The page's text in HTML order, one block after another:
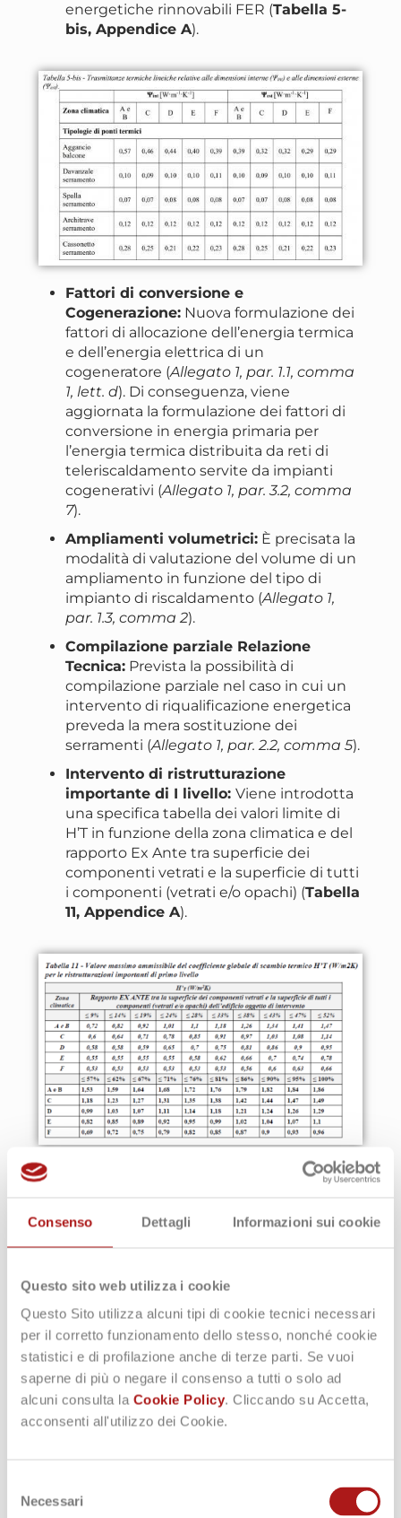
Consenso Dettagli Informazioni sui cookie
Questo sito web utilizza i cookie
Questo Sito utilizza alcuni tipi di cookie tecnici necessari
per il corretto funzionamento dello stesso, nonché cookie
statistici e di profilazione anche di terze parti. Se vuoi
saperne di più o negare il consenso a tutti o solo ad
alcuni consulta la Cookie Policy. Cliccando su Accetta,
acconsenti all'utilizzo dei Cookie.
delNecessari
energetiche rinnovabili FER (Tabella 5-
bis, Appendice A).
Fattori di conversione e
Cogenerazione: Nuova formulazione dei
fattori di allocazione dell’energia termica
e dell’energia elettrica di un
cogeneratore (Allegato 1, par. 1.1, comma
1, lett. d). Di conseguenza, viene
aggiornata la formulazione dei fattori di
conversione in energia primaria per
l’energia termica distribuita da reti di
teleriscaldamento servite da impianti
cogenerativi (Allegato 1, par. 3.2, comma
7).
Ampliamenti volumetrici: È precisata la
modalità di valutazione del volume di un
ampliamento in funzione del tipo di
impianto di riscaldamento (Allegato 1,
par. 1.3, comma 2).
Compilazione parziale Relazione
Tecnica: Prevista la possibilità di
compilazione parziale nel caso in cui un
intervento di riqualificazione energetica
preveda la mera sostituzione dei
serramenti (Allegato 1, par. 2.2, comma 5).
Intervento di ristrutturazione
importante di I livello: Viene introdotta
una specifica tabella dei valori limite di
H’T in funzione della zona climatica e del
rapporto Ex Ante tra superficie dei
componenti vetrati e la superficie di tutti
i componenti (vetrati e/o opachi) (Tabella
11, Appendice A).
Nel contesto degli interventi di nuova
dell’impianto di climatizzazione invernale,
dell’impianto di produzione dell’acqua
climatizzazione estiva devono essere
determinate per singola unità
immobiliare.
Intervento di ristrutturazione
importante di II livello:Viene eliminata
la verifica di H’T ( Allegato 1, par. 4.2,
comma 1) e viene sostituita da due
comprensiva dei ponti termici (di cui
all’Appendice B, paragrafo 1.1, punto 2)